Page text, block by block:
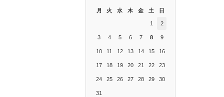
月 火 水 木 金 土 日
1 2
3 4 5 6 7 8 9
10 11 12 13 14 15 16
17 18 19 20 21 22 23
24 25 26 27 28 29 30
31